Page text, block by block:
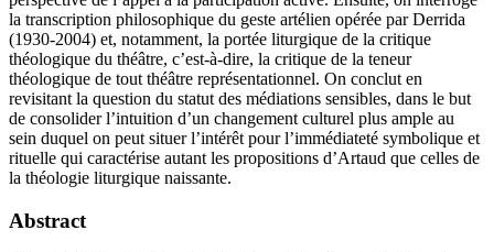
la transcription philosophique du geste artélien opérée par Derrida
(1930-2004) et, notamment, la portée liturgique de la critique
théologique du théâtre, c’est-à-dire, la critique de la teneur
théologique de tout théâtre représentationnel. On conclut en
revisitant la question du statut des médiations sensibles, dans le but
de consolider l’intuition d’un changement culturel plus ample au
sein duquel on peut situer l’intérêt pour l’immédiateté symbolique et
rituelle qui caractérise autant les propositions d’Artaud que celles de
la théologie liturgique naissante.
Abstract